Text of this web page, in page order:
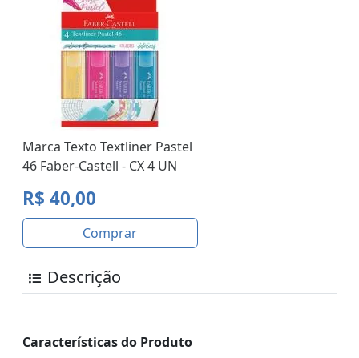
Marca Texto Textliner Pastel
46 Faber-Castell - CX 4 UN
R$ 40,00
Comprar
Descrição
Características do Produto